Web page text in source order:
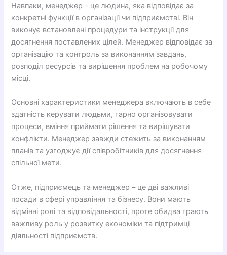
Навпаки, менеджер – це людина, яка відповідає за
конкретні функції в організації чи підприємстві. Він
виконує встановлені процедури та інструкції для
досягнення поставлених цілей. Менеджер відповідає за
організацію та контроль за виконанням завдань,
розподіл ресурсів та вирішення проблем на робочому
місці.
Основні характеристики менеджера включають в себе
здатність керувати людьми, гарно організовувати
процеси, вміння приймати рішення та вирішувати
конфлікти. Менеджер завжди стежить за виконанням
планів та узгоджує дії співробітників для досягнення
спільної мети.
Отже, підприємець та менеджер – це дві важливі
посади в сфері управління та бізнесу. Вони мають
відмінні ролі та відповідальності, проте обидва грають
важливу роль у розвитку економіки та підтримці
діяльності підприємств.